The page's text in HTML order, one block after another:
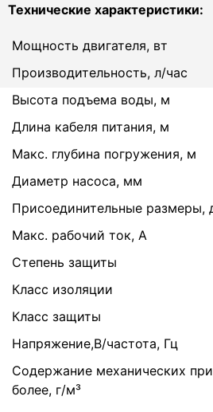
Технические характеристики:
Мощность двигателя, вт
Производительность, л/час
Высота подъема воды, м
Длина кабеля питания, м
Макс. глубина погружения, м
Диаметр насоса, мм
Присоединительные размеры,
Макс. рабочий ток, А
Степень защиты
Класс изоляции
Класс защиты
Напряжение,В/частота, Гц
Содержание механических
более, г/м³